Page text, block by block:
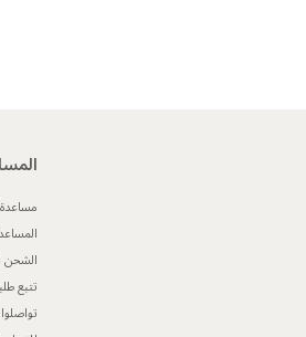
مساعدة
الشحن
تتبع